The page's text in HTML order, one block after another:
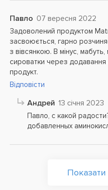
Павло 07 вересня 2022
Задоволений продуктом
засвоюється, гарно
з вівсянкою. В мінус, мабуть,
сироватки через додавання
продукт.
Відповісти
Андрей 13 січня 2023
Павло, с какой
добавленных
Показати